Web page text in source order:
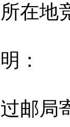
在地
：
局